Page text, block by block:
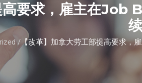
高要求，雇主在
续
/【改革】加拿大劳工部提高要求，